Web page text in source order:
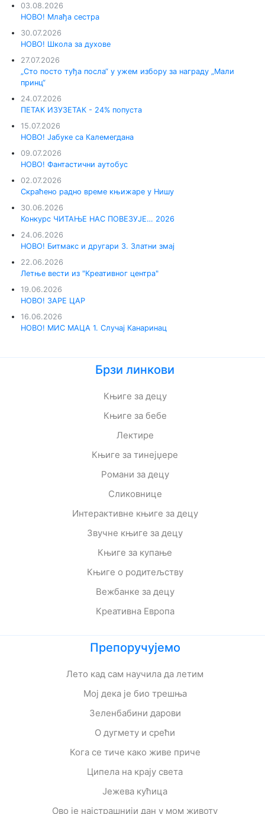
03.08.2026
НОВО! Млађа сестра
30.07.2026
НОВО! Школа за духове
27.07.2026
„Сто посто туђа посла“ у ужем избору за награду „Мали
принц“
24.07.2026
ПЕТАК ИЗУЗЕТАК - 24% попуста
15.07.2026
НОВО! Јабуке са Калемегдана
09.07.2026
НОВО! Фантастични аутобус
02.07.2026
Скраћено радно време књижаре у Нишу
30.06.2026
Конкурс ЧИТАЊЕ НАС ПОВЕЗУЈЕ… 2026
24.06.2026
НОВО! Битмакс и другари 3. Златни змај
22.06.2026
Летње вести из "Креативног центра"
19.06.2026
НОВО! ЗАРЕ ЦАР
16.06.2026
НОВО! МИС МАЦА 1. Случај Канаринац
Брзи линкови
Књиге за децу
Књиге за бебе
Лектире
Књиге за тинејџере
Романи за децу
Сликовнице
Интерактивне књиге за децу
Звучне књиге за децу
Књиге за купање
Књиге о родитељству
Вежбанке за децу
Креативна Европа
Препоручујемо
Лето кад сам научила да летим
Мој дека је био трешња
Зеленбабини дарови
О дугмету и срећи
Кога се тиче како живе приче
Ципела на крају света
Јежева кућица
Ово је најстрашнији дан у мом животу